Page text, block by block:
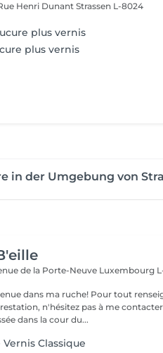
Henri DunantStrassen L-8024
plus vernis
plus vernis
in der Umgebung von
de la Porte-Neuve Luxembourg
dans ma ruche! Pour tout
n'hésitez pas à me contacter Institut au rez-de-
dans la cour du...
Vernis Classique